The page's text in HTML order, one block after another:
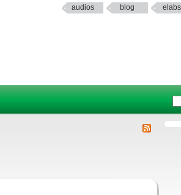
audios blog elabs